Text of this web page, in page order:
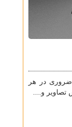
ضروری در هر
و....